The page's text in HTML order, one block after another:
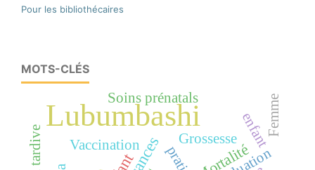
Pour les bibliothécaires
MOTS-CLÉS
Lubumbashi
Grossesse
Vaccination enfantFemme
Soins prénatals